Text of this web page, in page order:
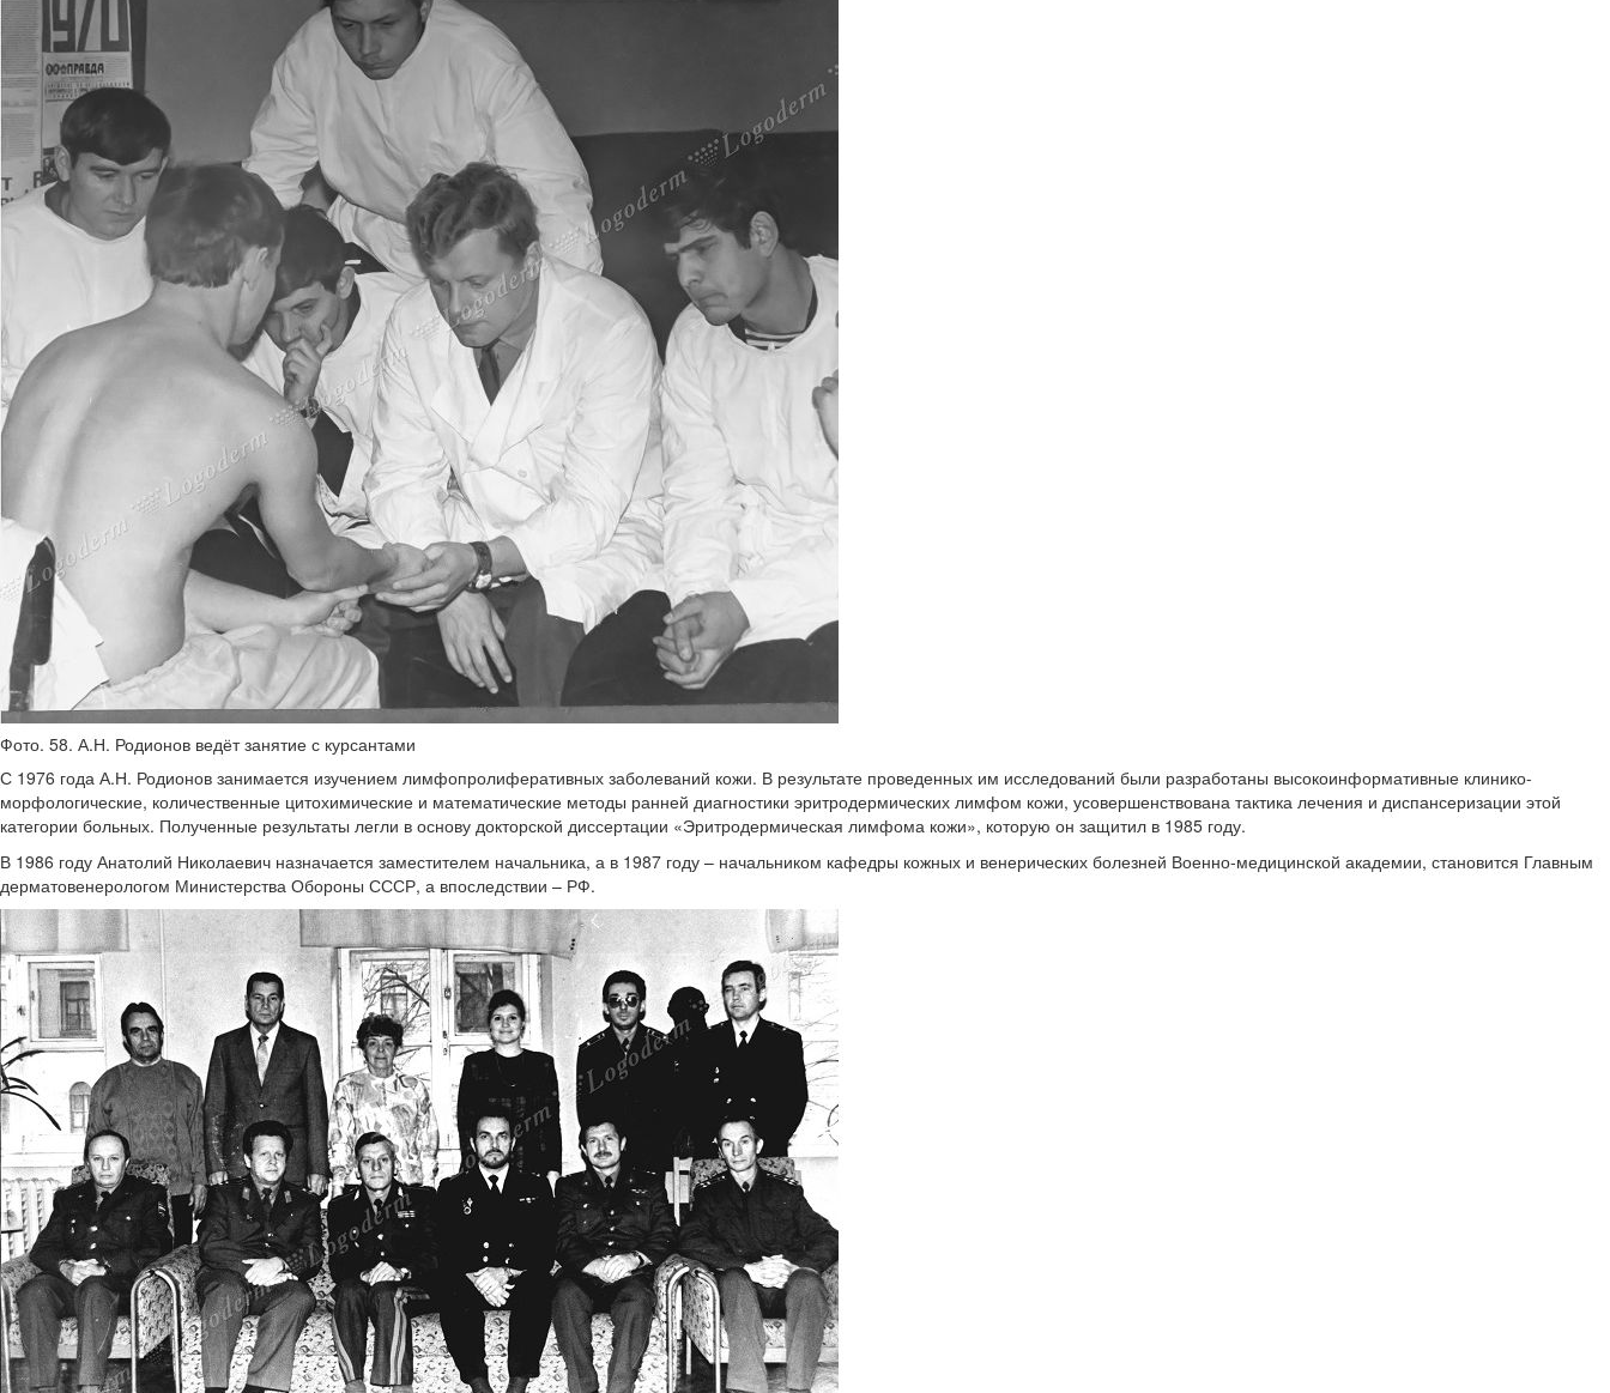
Фото. 58. А.Н. Родионов ведёт занятие с курсантами
С 1976 года А.Н. Родионов занимается изучением лимфопролиферативных заболеваний кожи. В результате проведенных им исследований были разработаны высокоинформативные клинико-
морфологические, количественные цитохимические и математические методы ранней диагностики эритродермических лимфом кожи, усовершенствована тактика лечения и диспансеризации этой
категории больных. Полученные результаты легли в основу докторской диссертации «Эритродермическая лимфома кожи», которую он защитил в 1985 году.
В 1986 году Анатолий Николаевич назначается заместителем начальника, а в 1987 году – начальником кафедры кожных и венерических болезней Военно-медицинской академии, становится Главным
дерматовенерологом Министерства Обороны СССР, а впоследствии – РФ.